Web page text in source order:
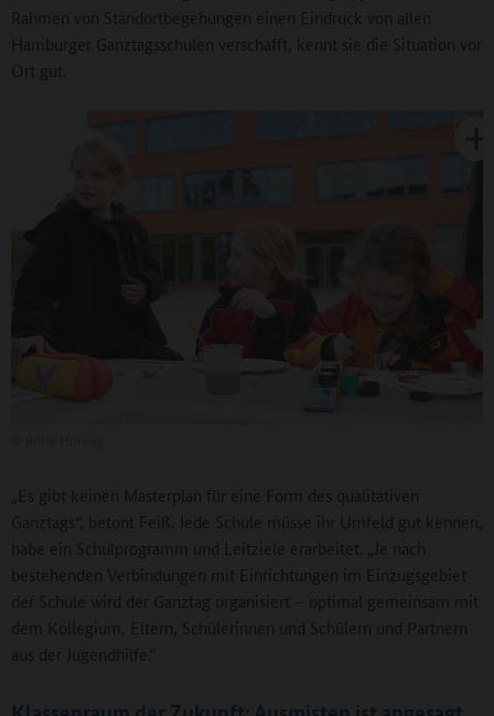
Rahmen von Standortbegehungen einen Eindruck von allen
Hamburger Ganztagsschulen verschafft, kennt sie die Situation vor
Ort gut.
„Es gibt keinen Masterplan für eine Form des qualitativen
Ganztags“, betont Feiß. Jede Schule müsse ihr Umfeld gut kennen,
habe ein Schulprogramm und Leitziele erarbeitet. „Je nach
bestehenden Verbindungen mit Einrichtungen im Einzugsgebiet
der Schule wird der Ganztag organisiert – optimal gemeinsam mit
dem Kollegium, Eltern, Schülerinnen und Schülern und Partnern
aus der Jugendhilfe.“